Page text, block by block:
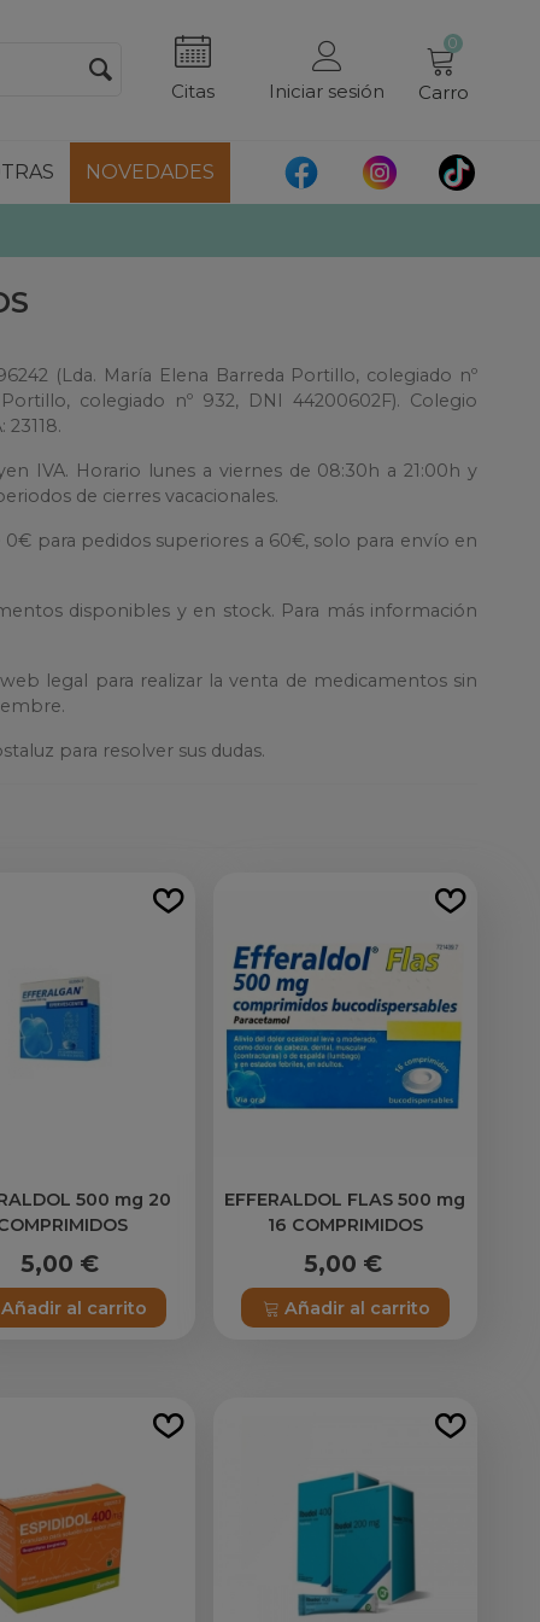
Citas Iniciar sesión
0
Carro
NOVEDADES
(Lda. María Elena Barreda Portillo, colegiado nº
colegiado nº 932, DNI 44200602F). Colegio
IVA. Horario lunes a viernes de 08:30h a 21:00h y
de cierres vacacionales.
para pedidos superiores a 60€, solo para envío en
disponibles y en stock. Para más información
legal para realizar la venta de medicamentos sin
para resolver sus dudas.
500 mg 20
5,00 €
Añadir al carrito
EFFERALDOL FLAS 500 mg
16 COMPRIMIDOS
BUCODISPERSABLES
5,00 €
Añadir al carrito